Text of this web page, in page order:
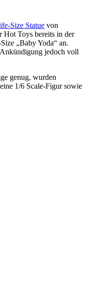
Size Statue von
Hot Toys bereits in der
„Baby Yoda“ an.
jedoch voll
genug, wurden
1/6 Scale-Figur sowie